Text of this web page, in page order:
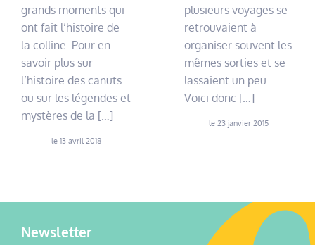
grands moments qui
ont fait l’histoire de
la colline. Pour en
savoir plus sur
l’histoire des canuts
ou sur les légendes et
mystères de la […]
le 13 avril 2018
plusieurs voyages se
retrouvaient à
organiser souvent les
mêmes sorties et se
lassaient un peu…
Voici donc […]
le 23 janvier 2015
Newsletter